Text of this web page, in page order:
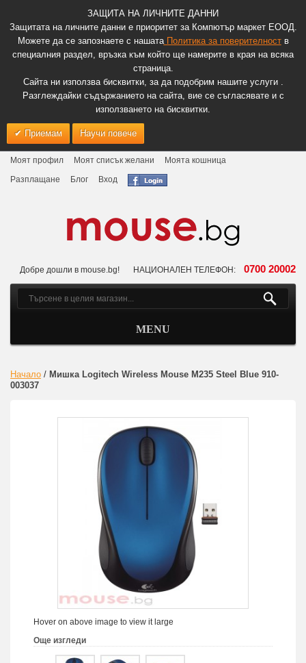
ЗАЩИТА НА ЛИЧНИТЕ ДАННИ
Защитата на личните данни е приоритет за Компютър маркет ЕООД.
Можете да се запознаете с нашатаПолитика за поверителноств
специалния раздел, връзка към който ще намерите в края на всяка
страница.
Сайта ни използва бисквитки, за да подобрим нашите услуги .
Разглеждайки съдържанието на сайта, вие се съгласявате и с
използването на бисквитки.
Приемам Научи повече
Моят профил Моят списък желани
Моята кошница
Разплащане
Блог Вход
Добре дошли в mouse.bg! НАЦИОНАЛЕН ТЕЛЕФОН: 0700 20002
MENU
Начало / Мишка Logitech Wireless Mouse M235 Steel Blue 910-
003037
Hover on above image to view it large
Още изгледи